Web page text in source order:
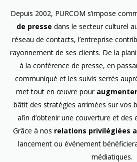
Depuis 2002, PURCOM s’impose
de presse dans le secteur culturel
réseau de contacts, l’entreprise
rayonnement de ses clients. De la
à la conférence de presse, en
communiqué et les suivis serrés
met tout en œuvre pour
bâtit des stratégies arrimées sur vos
afin d’obtenir une couverture et des
Grâce à nos relations privilégiées
lancement ou événement
médiatiques.